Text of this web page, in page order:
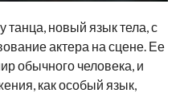
новый язык тела, с
актера на сцене. Ее
обычного человека, и
как особый язык,